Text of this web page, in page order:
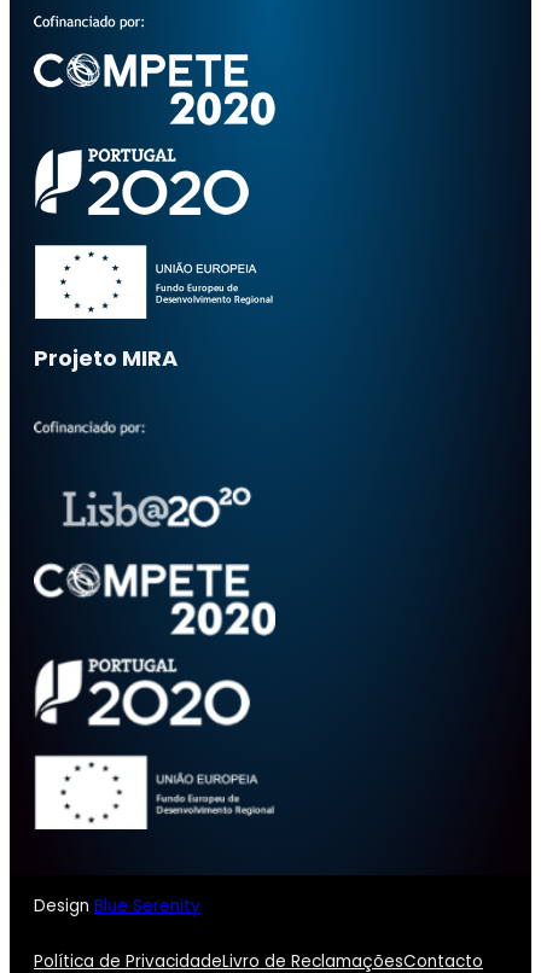
Projeto MIRA
Design Blue Serenity
Política de PrivacidadeLivro de ReclamaçõesContacto